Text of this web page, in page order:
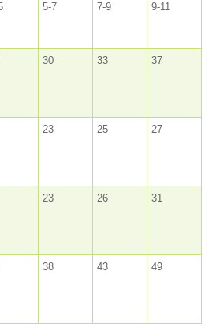
5-7 7-9 9-11
30 33 37
23 25 27
23 26 31
38 43 49